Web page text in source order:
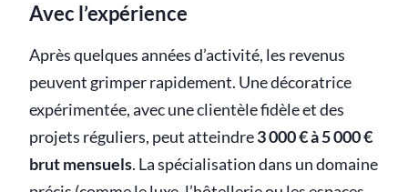
Avec l’expérience
Après quelques années d’activité, les revenus
peuvent grimper rapidement. Une décoratrice
expérimentée, avec une clientèle fidèle et des
projets réguliers, peut atteindre3 000 € à 5 000 €
brut mensuels. La spécialisation dans un domaine